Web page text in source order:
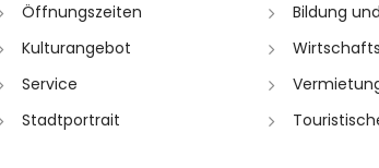
Öffnungszeiten
Bildung
Kulturangebot
Service
Stadtportrait